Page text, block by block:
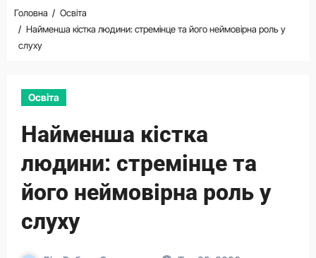
Головна
Освіта
Найменша кістка людини: стремінце та його неймовірна роль у
слуху
Освіта
Найменша кістка
людини: стремінце та
його неймовірна роль у
слуху